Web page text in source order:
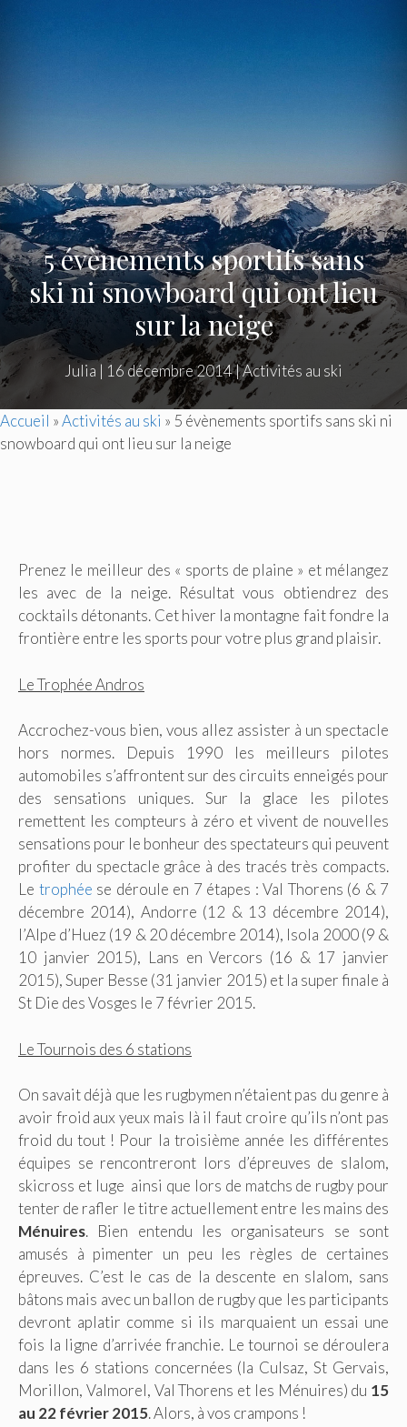
5 évènements sportifs sans
ski ni snowboard qui ont lieu
sur la neige
Julia | 16 décembre 2014|Activités au ski
Accueil »Activités au ski » 5 évènements sportifs sans ski ni
snowboard qui ont lieu sur la neige
Prenez le meilleur des « sports de plaine » et mélangez
les avec de la neige. Résultat vous obtiendrez des
cocktails détonants. Cet hiver la montagne fait fondre la
frontière entre les sports pour votre plus grand plaisir.
Le Trophée Andros
Accrochez-vous bien, vous allez assister à un spectacle
hors normes. Depuis 1990 les meilleurs pilotes
automobiles s’affrontent sur des circuits enneigés pour
des sensations uniques. Sur la glace les pilotes
remettent les compteurs à zéro et vivent de nouvelles
sensations pour le bonheur des spectateurs qui peuvent
profiter du spectacle grâce à des tracés très compacts.
Le trophée se déroule en 7 étapes : Val Thorens (6 & 7
décembre 2014), Andorre (12 & 13 décembre 2014),
l’Alpe d’Huez (19 & 20 décembre 2014), Isola 2000 (9 &
10 janvier 2015), Lans en Vercors (16 & 17 janvier
2015), Super Besse (31 janvier 2015) et la super finale à
St Die des Vosges le 7 février 2015.
Le Tournois des 6 stations
On savait déjà que les rugbymen n’étaient pas du genre à
avoir froid aux yeux mais là il faut croire qu’ils n’ont pas
froid du tout ! Pour la troisième année les différentes
équipes se rencontreront lors d’épreuves de slalom,
skicross et luge ainsi que lors de matchs de rugby pour
tenter de rafler le titre actuellement entre les mains des
Ménuires. Bien entendu les organisateurs se sont
amusés à pimenter un peu les règles de certaines
épreuves. C’est le cas de la descente en slalom, sans
bâtons mais avec un ballon de rugby que les participants
devront aplatir comme si ils marquaient un essai une
fois la ligne d’arrivée franchie. Le tournoi se déroulera
dans les 6 stations concernées (la Culsaz, St Gervais,
Morillon, Valmorel, Val Thorens et les Ménuires) du 15
au 22 février 2015. Alors, à vos crampons !